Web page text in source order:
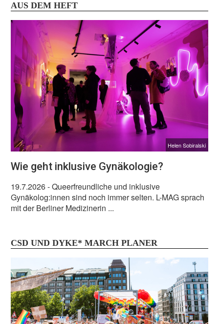
AUS DEM HEFT
Helen Sobiralski
Wie geht inklusive Gynäkologie?
19.7.2026- Queerfreundliche und inklusive
Gynäkolog:innen sind noch immer selten. L-MAG sprach
mit der Berliner Medizinerin ...
CSD UND DYKE* MARCH PLANER